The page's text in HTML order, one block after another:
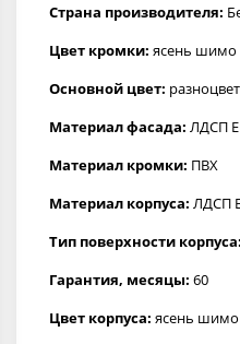
Страна производителя:
Цвет кромки: ясень шимо
Основной цвет:
Материал фасада: ЛДСП
Материал кромки: ПВХ
Материал корпуса: ЛДСП
Тип поверхности корпуса:
Гарантия, месяцы: 60
Цвет корпуса: ясень шимо